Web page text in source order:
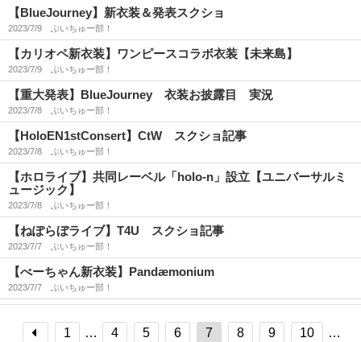
【BlueJourney】新衣装＆発表スクショ
2023/7/9 ぶいちゅー部！
【カリオペ新衣装】ワンピースコラボ衣装【未来島】
2023/7/9 ぶいちゅー部！
【重大発表】BlueJourney 衣装お披露目 実況
2023/7/8 ぶいちゅー部！
【HoloEN1stConsert】CtW スクショ記事
2023/7/8 ぶいちゅー部！
【ホロライブ】共同レーベル「holo-n」設立【ユニバーサルミ
ュージック】
2023/7/8 ぶいちゅー部！
【ねぽらぼライブ】T4U スクショ記事
2023/7/7 ぶいちゅー部！
【べーちゃん新衣装】Pandæmonium
2023/7/7 ぶいちゅー部！
1 … 4 5 6 7 8 9 10 …